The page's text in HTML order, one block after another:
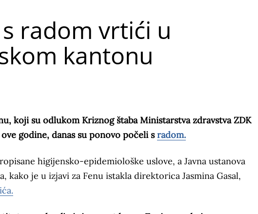
radom vrtići u
kantonu
koji su odlukom Kriznog štaba Ministarstva zdravstva ZDK
godine, danas su ponovo počeli sradom.
higijensko-epidemiološke uslove, a Javna ustanova
kako je u izjavi za Fenu istakla direktorica Jasmina Gasal,